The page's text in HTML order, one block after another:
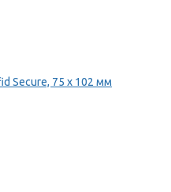
Secure, 75 х 102 мм